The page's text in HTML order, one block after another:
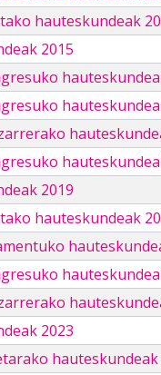
hauteskundeak
2015
2019
hauteskundeak
2023
hauteskundeak